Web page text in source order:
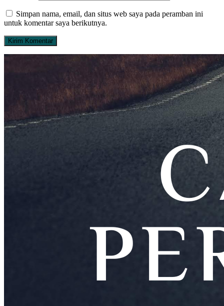
Simpan nama, email, dan situs web saya pada peramban ini
untuk komentar saya berikutnya.